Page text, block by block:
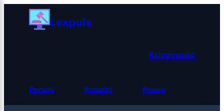
Przejdź
Lexpuls
Księgowość
Porady Podatki Prawo